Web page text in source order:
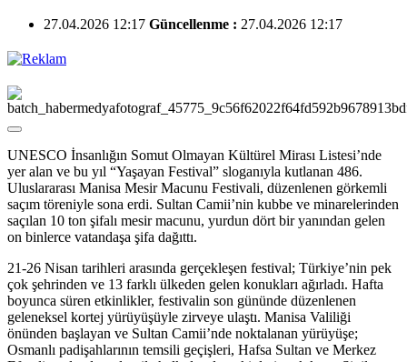
27.04.2026 12:17 Güncellenme : 27.04.2026 12:17
UNESCO İnsanlığın Somut Olmayan Kültürel Mirası Listesi’nde
yer alan ve bu yıl “Yaşayan Festival” sloganıyla kutlanan 486.
Uluslararası Manisa Mesir Macunu Festivali, düzenlenen görkemli
saçım töreniyle sona erdi. Sultan Camii’nin kubbe ve minarelerinden
saçılan 10 ton şifalı mesir macunu, yurdun dört bir yanından gelen
on binlerce vatandaşa şifa dağıttı.
21-26 Nisan tarihleri arasında gerçekleşen festival; Türkiye’nin pek
çok şehrinden ve 13 farklı ülkeden gelen konukları ağırladı. Hafta
boyunca süren etkinlikler, festivalin son gününde düzenlenen
geleneksel kortej yürüyüşüyle zirveye ulaştı. Manisa Valiliği
önünden başlayan ve Sultan Camii’nde noktalanan yürüyüşe;
Osmanlı padişahlarının temsili geçişleri, Hafsa Sultan ve Merkez